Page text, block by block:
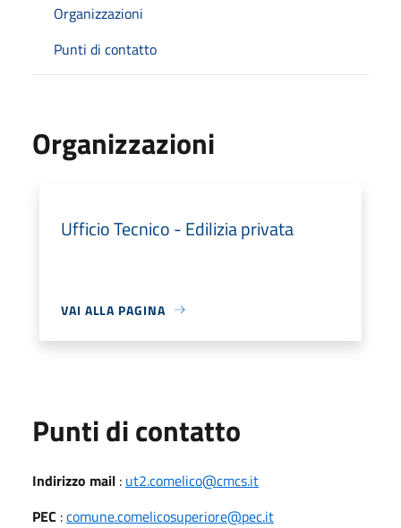
Organizzazioni
Punti di contatto
Organizzazioni
Ufficio Tecnico - Edilizia privata
VAI ALLA PAGINA
Punti di contatto
Indirizzo mail : ut2.comelico@cmcs.it
PEC :comune.comelicosuperiore@pec.it